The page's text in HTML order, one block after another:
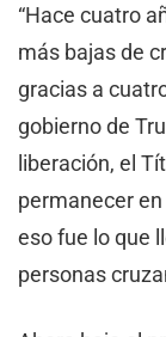
“Hace cuatro
más bajas de
gracias a
gobierno de
liberación, el
permanecer
eso fue lo que
personas